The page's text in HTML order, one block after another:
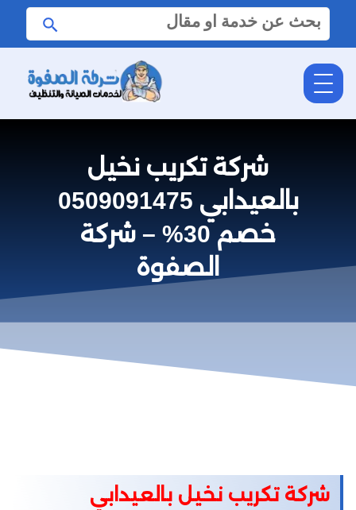
البحث
عن:
شركة تكريب نخيل
بالعيدابي 0509091475
خصم 30% – شركة
الصفوة
شركة تكريب نخيل بالعيدابي